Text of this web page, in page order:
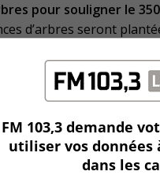
pour souligner le
d’arbres seront
le reboisement est une
ces arbres vont
FM 103,3 demande
utiliser vos données
dans les